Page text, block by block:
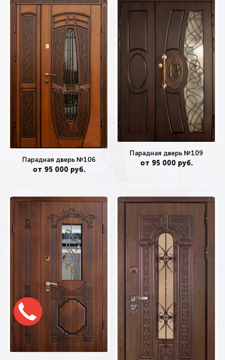
Парадная дверь №106
от 95 000 руб.
Парадная дверь №109
от 95 000 руб.